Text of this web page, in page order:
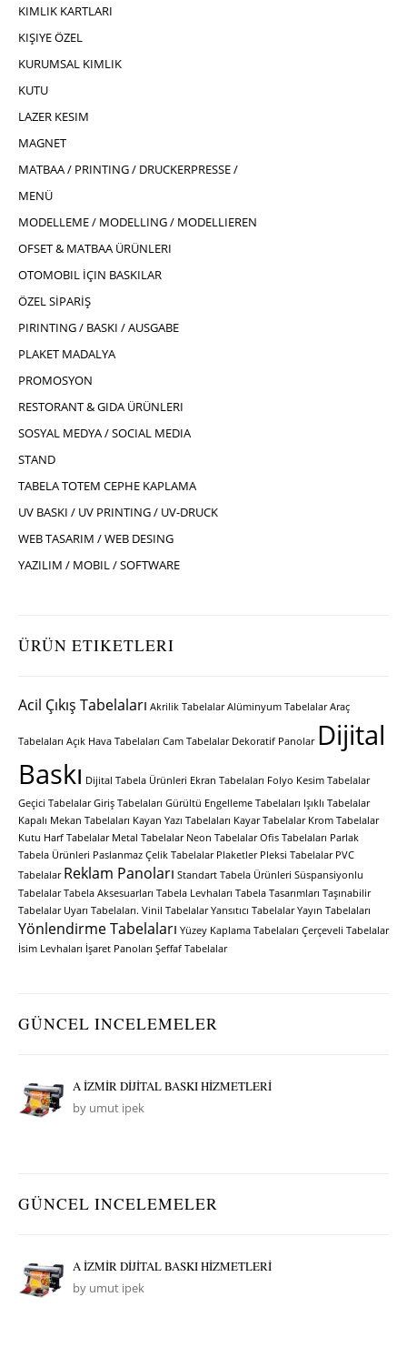
KIMLIK KARTLARI
KIŞIYE ÖZEL
KURUMSAL KIMLIK
KUTU
LAZER KESIM
MAGNET
MATBAA / PRINTING / DRUCKERPRESSE /
MENÜ
MODELLEME / MODELLING / MODELLIEREN
OFSET & MATBAA ÜRÜNLERI
OTOMOBIL İÇIN BASKILAR
ÖZEL SİPARİŞ
PIRINTING / BASKI / AUSGABE
PLAKET MADALYA
PROMOSYON
RESTORANT & GIDA ÜRÜNLERI
SOSYAL MEDYA / SOCIAL MEDIA
STAND
TABELA TOTEM CEPHE KAPLAMA
UV BASKI / UV PRINTING / UV-DRUCK
WEB TASARIM / WEB DESING
YAZILIM / MOBIL / SOFTWARE
ÜRÜN ETIKETLERI
Acil Çıkış Tabelaları Akrilik Tabelalar Alüminyum Tabelalar Araç
Tabelaları Açık Hava Tabelaları Cam Tabelalar Dekoratif Panolar Dijital
Baskı Dijital Tabela Ürünleri Ekran Tabelaları Folyo Kesim Tabelalar
Geçici Tabelalar Giriş Tabelaları Gürültü Engelleme Tabelaları Işıklı Tabelalar
Kapalı Mekan Tabelaları Kayan Yazı Tabelaları Kayar Tabelalar Krom Tabelalar
Kutu Harf Tabelalar Metal Tabelalar Neon Tabelalar Ofis Tabelaları Parlak
Tabela Ürünleri Paslanmaz Çelik Tabelalar Plaketler Pleksi Tabelalar PVC
Tabelalar Reklam Panoları Standart Tabela Ürünleri Süspansiyonlu
Tabelalar Tabela Aksesuarları Tabela Levhaları Tabela Tasarımları Taşınabilir
Tabelalar Uyarı Tabelaları. Vinil Tabelalar Yansıtıcı Tabelalar Yayın Tabelaları
Yönlendirme Tabelaları Yüzey Kaplama Tabelaları Çerçeveli Tabelalar
İsim Levhaları İşaret Panoları Şeffaf Tabelalar
GÜNCEL INCELEMELER
A İZMİR DİJİTAL BASKI HİZMETLERİ
by umut ipek
GÜNCEL INCELEMELER
A İZMİR DİJİTAL BASKI HİZMETLERİ
by umut ipek